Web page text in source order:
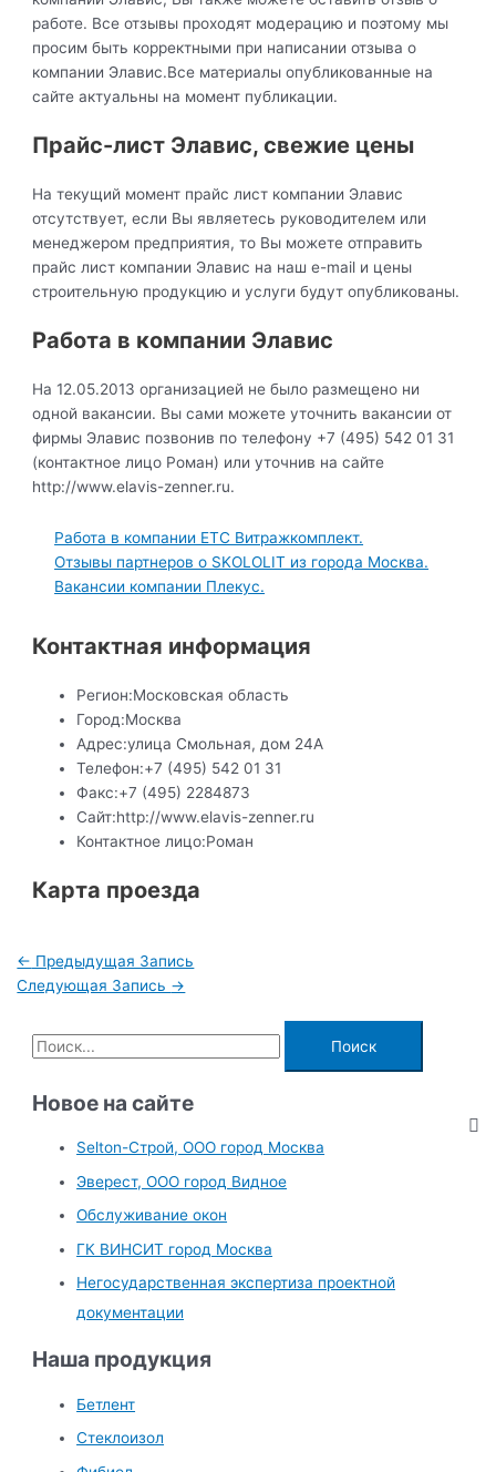
работе. Все отзывы проходят модерацию и поэтому мы
просим быть корректными при написании отзыва о
компании Элавис.Все материалы опубликованные на
сайте актуальны на момент публикации.
Прайс-лист Элавис, свежие цены
На текущий момент прайс лист компании Элавис
отсутствует, если Вы являетесь руководителем или
менеджером предприятия, то Вы можете отправить
прайс лист компании Элавис на наш e-mail и цены
строительную продукцию и услуги будут опубликованы.
Работа в компании Элавис
На 12.05.2013 организацией не было размещено ни
одной вакансии. Вы сами можете уточнить вакансии от
фирмы Элавис позвонив по телефону +7 (495) 542 01 31
(контактное лицо Роман) или уточнив на сайте
http://www.elavis-zenner.ru.
Работа в компании ЕТС Витражкомплект.
Отзывы партнеров о SKOLOLIT из города Москва.
Вакансии компании Плекус.
Контактная информация
Регион:Московская область
Город:Москва
Адрес:улица Смольная, дом 24А
Телефон:+7 (495) 542 01 31
Факс:+7 (495) 2284873
Сайт:http://www.elavis-zenner.ru
Контактное лицо:Роман
Карта проезда
Навигация
по
← Предыдущая Запись
Следующая Запись →
П
о
иНовое на сайте
Selton-Строй, OOO город Москва
Эверест, ООО город Видное
Обслуживание окон
ГК ВИНСИТ город Москва
Негосударственная экспертиза проектной
документации
Наша продукция
Бетлент
Стеклоизол